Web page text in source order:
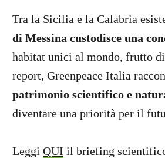
Tra la Sicilia e la Calabria
di Messina custodisce una
habitat unici al mondo, frutto
report, Greenpeace Italia
patrimonio scientifico e
diventare una priorità per il
Leggi QUI il briefing